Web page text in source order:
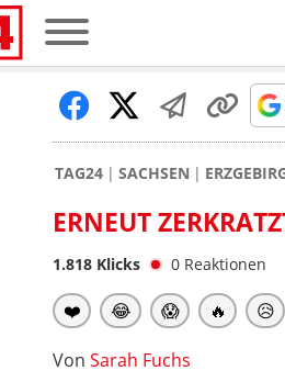
TAG24 SACHSEN
ERNEUT
1.818 Klicks 0 Reaktionen
❤️ 😂 😱 🔥 😥
Von Sarah Fuchs